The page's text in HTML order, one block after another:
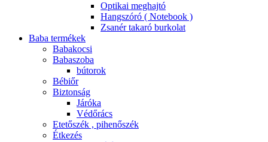
Optikai meghajtó
Hangszóró ( Notebook )
Zsanér takaró burkolat
Baba termékek
Babakocsi
Babaszoba
bútorok
Bébiőr
Biztonság
Járóka
Védőrács
Etetőszék , pihenőszék
Étkezés